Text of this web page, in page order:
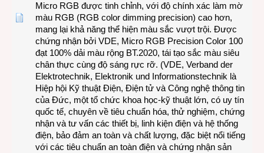
Micro RGB được tinh chỉnh, với độ chính xác làm mờ
màu RGB (RGB color dimming precision) cao hơn,
mang lại khả năng thể hiện màu sắc vượt trội. Được
chứng nhận bởi VDE, Micro RGB Precision Color 100
đạt 100% dải màu rộng BT.2020, tái tạo sắc màu siêu
chân thực cùng độ sáng rực rỡ. (VDE, Verband der
Elektrotechnik, Elektronik und Informationstechnik là
Hiệp hội Kỹ thuật Điện, Điện tử và Công nghệ thông tin
của Đức, một tổ chức khoa học-kỹ thuật lớn, có uy tín
quốc tế, chuyên về tiêu chuẩn hóa, thử nghiệm, chứng
nhận và tư vấn các thiết bị, linh kiện điện và hệ thống
điện, bảo đảm an toàn và chất lượng, đặc biệt nổi tiếng
với các tiêu chuẩn an toàn điện và chứng nhận sản